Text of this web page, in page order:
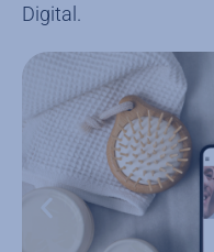
Digital.